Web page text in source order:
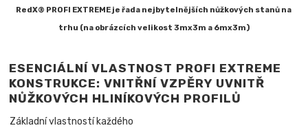
RedX® PROFI EXTREME je řada nejbytelnějších nůžkových stanů na
trhu (na obrázcích velikost 3mx3m a 6mx3m)
ESENCIÁLNÍ VLASTNOST PROFI EXTREME
KONSTRUKCE: VNITŘNÍ VZPĚRY UVNITŘ
NŮŽKOVÝCH HLINÍKOVÝCH PROFILŮ
Základní vlastností každého